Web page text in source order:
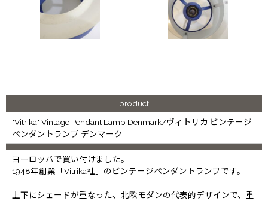
product
"Vitrika" Vintage Pendant Lamp Denmark/ヴィトリカ ビンテージ
ペンダントランプ デンマーク
ヨーロッパで買い付けました。
1948年創業「Vitrika社」のビンテージペンダントランプです。
上下にシェードが重なった、北欧モダンの代表的デザインで、重